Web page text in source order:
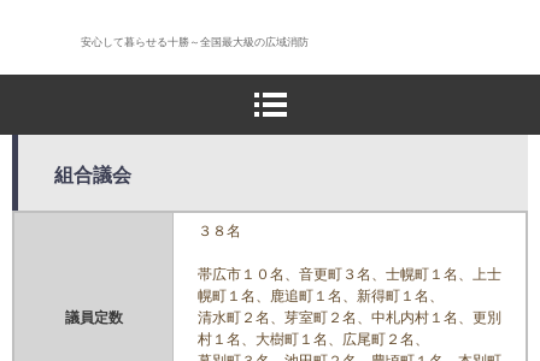
安心して暮らせる十勝～全国最大級の広域消防
組合議会
議員定数
３８名
帯広市１０名、音更町３名、士幌町１名、上士
幌町１名、鹿追町１名、新得町１名、
清水町２名、芽室町２名、中札内村１名、更別
村１名、大樹町１名、広尾町２名、